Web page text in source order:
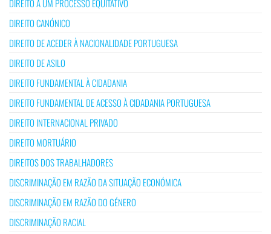
DIREITO A UM PROCESSO EQUITATIVO
DIREITO CANÓNICO
DIREITO DE ACEDER À NACIONALIDADE PORTUGUESA
DIREITO DE ASILO
DIREITO FUNDAMENTAL À CIDADANIA
DIREITO FUNDAMENTAL DE ACESSO À CIDADANIA PORTUGUESA
DIREITO INTERNACIONAL PRIVADO
DIREITO MORTUÁRIO
DIREITOS DOS TRABALHADORES
DISCRIMINAÇÃO EM RAZÃO DA SITUAÇÃO ECONÓMICA
DISCRIMINAÇÃO EM RAZÃO DO GÉNERO
DISCRIMINAÇÃO RACIAL